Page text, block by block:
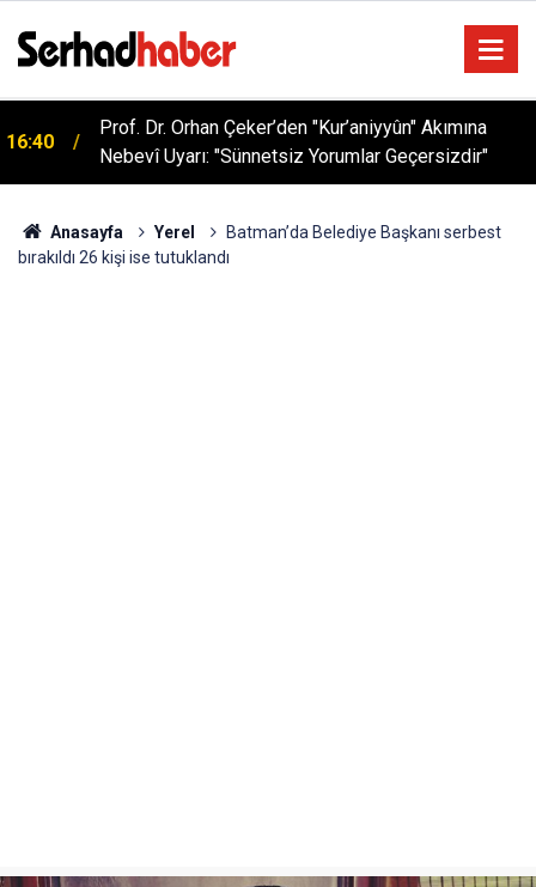
05:57
Sağlıklı Beslenmede Yeni Trend: Düşük Kalorili
Multi-Fiber İçecek Tozu
Anasayfa Yerel
Batman’da Belediye Başkanı serbest
bırakıldı 26 kişi ise tutuklandı